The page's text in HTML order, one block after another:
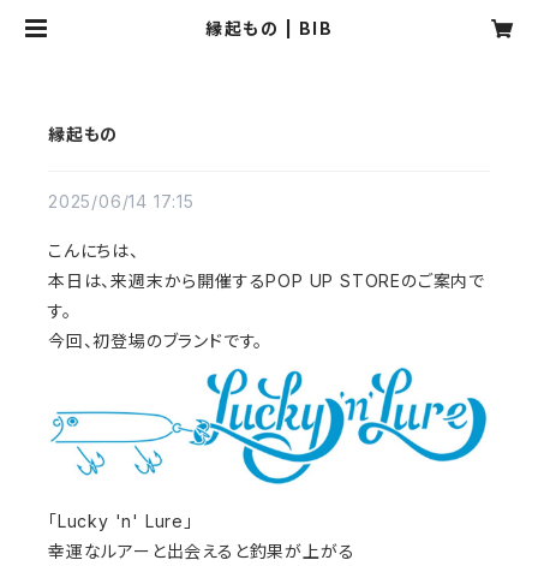
縁起もの | BIB
縁起もの
2025/06/14 17:15
こんにちは、
本日は、来週末から開催するPOP UP STOREのご案内で
す。
今回、初登場のブランドです。
「Lucky 'n' Lure」
幸運なルアーと出会えると釣果が上がる